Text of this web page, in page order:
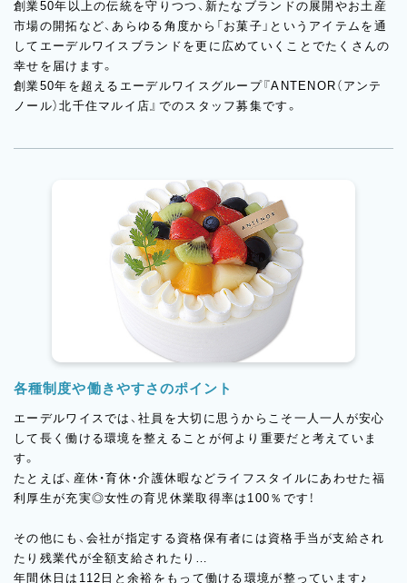
創業50年以上の伝統を守りつつ、新たなブランドの展開やお土産
市場の開拓など、あらゆる角度から「お菓子」というアイテムを通
してエーデルワイスブランドを更に広めていくことでたくさんの
幸せを届けます。
創業50年を超えるエーデルワイスグループ『ANTENOR（アンテ
ノール）北千住マルイ店』でのスタッフ募集です。
各種制度や働きやすさのポイント
エーデルワイスでは、社員を大切に思うからこそ一人一人が安心
して長く働ける環境を整えることが何より重要だと考えていま
す。
たとえば、産休・育休・介護休暇などライフスタイルにあわせた福
利厚生が充実◎女性の育児休業取得率は100％です！
その他にも、会社が指定する資格保有者には資格手当が支給され
たり残業代が全額支給されたり…
年間休日は112日と余裕をもって働ける環境が整っています♪